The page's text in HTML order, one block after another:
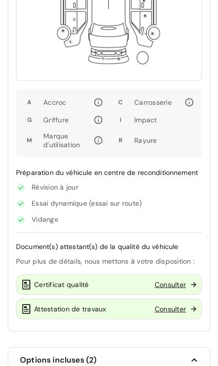
A Accroc C Carrosserie
G Griffure I Impact
M
Marque
d'utilisation
R Rayure
Préparation du véhicule en centre de reconditionnement
Révision à jour
Essai dynamique (essai sur route)
Vidange
Document(s) attestant(s) de la qualité du véhicule
Pour plus de détails, nous mettons à votre disposition :
Certificat qualité Consulter
Attestation de travaux Consulter
Options incluses (2)